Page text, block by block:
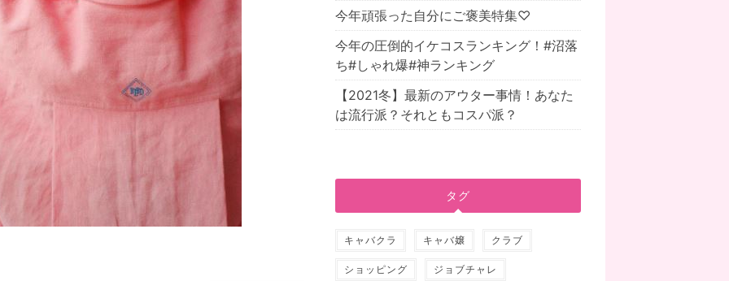
今年頑張った自分にご褒美特集♡
今年の圧倒的イケコスランキング！#沼落
ち#しゃれ爆#神ランキング
【2021冬】最新のアウター事情！あなた
は流行派？それともコスパ派？
タグ
キャバクラ キャバ嬢 クラブ
ショッピング ジョブチャレ